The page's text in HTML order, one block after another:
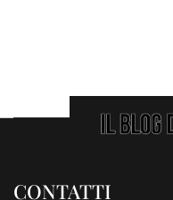
CONTATTI